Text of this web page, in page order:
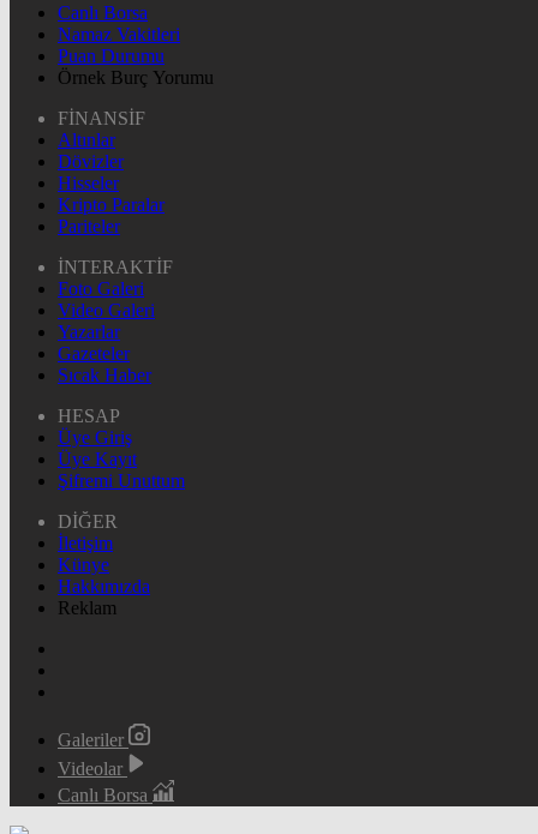
Canlı Borsa
Namaz Vakitleri
Puan Durumu
Örnek Burç Yorumu
FİNANSİF
Altınlar
Dövizler
Hisseler
Kripto Paralar
Pariteler
İNTERAKTİF
Foto Galeri
Video Galeri
Yazarlar
Gazeteler
Sıcak Haber
HESAP
Üye Giriş
Üye Kayıt
Şifremi Unuttum
DİĞER
İletişim
Künye
Hakkımızda
Reklam
Galeriler
Videolar
Canlı Borsa